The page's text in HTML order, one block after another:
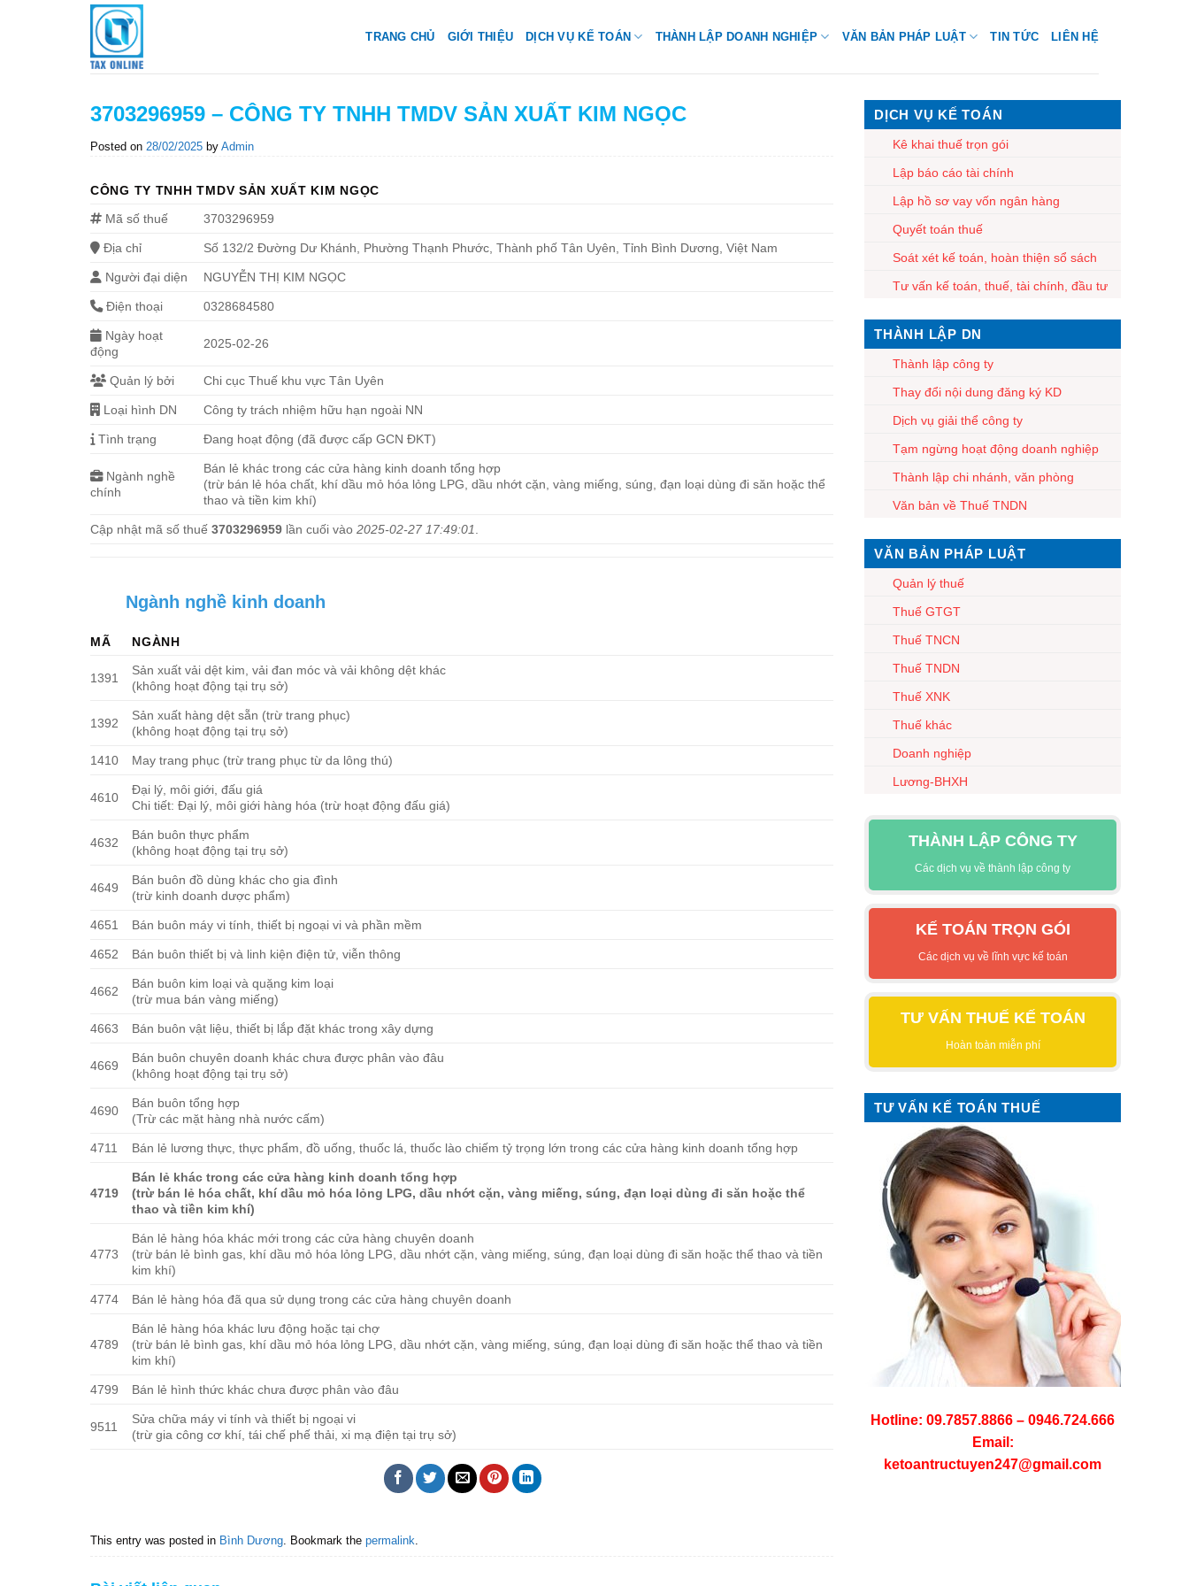
TRANG CHỦ GIỚI THIỆU DỊCH VỤ KẾ TOÁN THÀNH LẬP DOANH NGHIỆP VĂN BẢN PHÁP LUẬT TIN TỨC LIÊN HỆ
3703296959 – CÔNG TY TNHH TMDV SẢN XUẤT KIM NGỌC
Posted on 28/02/2025 by Admin
CÔNG TY TNHH TMDV SẢN XUẤT KIM NGỌC
Mã số thuế
3703296959
Địa chỉ Số 132/2 Đường Dư Khánh, Phường Thạnh Phước, Thành phố Tân Uyên, Tỉnh Bình Dương, Việt Nam
Người đại diện NGUYỄN THỊ KIM NGỌC
Điện thoại 0328684580
Ngày hoạt
động
2025-02-26
Quản lý bởi Chi cục Thuế khu vực Tân Uyên
Loại hình DN Công ty trách nhiệm hữu hạn ngoài NN
Tình trạng Đang hoạt động (đã được cấp GCN ĐKT)
Ngành nghề
chính
Bán lẻ khác trong các cửa hàng kinh doanh tổng hợp
(trừ bán lẻ hóa chất, khí dầu mỏ hóa lỏng LPG, dầu nhớt cặn, vàng miếng, súng, đạn loại dùng đi săn hoặc thể
thao và tiền kim khí)
Cập nhật mã số thuế 3703296959 lần cuối vào 2025-02-27 17:49:01
Ngành nghề kinh doanh
MÃ NGÀNH
1391
Sản xuất vải dệt kim, vải đan móc và vải không dệt khác
(không hoạt động tại trụ sở)
1392
Sản xuất hàng dệt sẵn (trừ trang phục)
(không hoạt động tại trụ sở)
1410 May trang phục (trừ trang phục từ da lông thú)
4610
Đại lý, môi giới, đấu giá
Chi tiết: Đại lý, môi giới hàng hóa (trừ hoạt động đấu giá)
4632
Bán buôn thực phẩm
(không hoạt động tại trụ sở)
4649
Bán buôn đồ dùng khác cho gia đình
(trừ kinh doanh dược phẩm)
4651 Bán buôn máy vi tính, thiết bị ngoại vi và phần mềm
4652 Bán buôn thiết bị và linh kiện điện tử, viễn thông
4662
Bán buôn kim loại và quặng kim loại
(trừ mua bán vàng miếng)
4663 Bán buôn vật liệu, thiết bị lắp đặt khác trong xây dựng
4669
Bán buôn chuyên doanh khác chưa được phân vào đâu
(không hoạt động tại trụ sở)
4690
Bán buôn tổng hợp
(Trừ các mặt hàng nhà nước cấm)
4711 Bán lẻ lương thực, thực phẩm, đồ uống, thuốc lá, thuốc lào chiếm tỷ trọng lớn trong các cửa hàng kinh doanh tổng hợp
4719
Bán lẻ khác trong các cửa hàng kinh doanh tổng hợp
(trừ bán lẻ hóa chất, khí dầu mỏ hóa lỏng LPG, dầu nhớt cặn, vàng miếng, súng, đạn loại dùng đi săn hoặc thể
thao và tiền kim khí)
4773
Bán lẻ hàng hóa khác mới trong các cửa hàng chuyên doanh
(trừ bán lẻ bình gas, khí dầu mỏ hóa lỏng LPG, dầu nhớt cặn, vàng miếng, súng, đạn loại dùng đi săn hoặc thể thao và tiền
kim khí)
4774 Bán lẻ hàng hóa đã qua sử dụng trong các cửa hàng chuyên doanh
4789
Bán lẻ hàng hóa khác lưu động hoặc tại chợ
(trừ bán lẻ bình gas, khí dầu mỏ hóa lỏng LPG, dầu nhớt cặn, vàng miếng, súng, đạn loại dùng đi săn hoặc thể thao và tiền
kim khí)
4799 Bán lẻ hình thức khác chưa được phân vào đâu
9511
Sửa chữa máy vi tính và thiết bị ngoại vi
(trừ gia công cơ khí, tái chế phế thải, xi mạ điện tại trụ sở)
This entry was posted in Bình Dương . Bookmark the permalink
DỊCH VỤ KẾ TOÁN
Kê khai thuế trọn gói
Lập báo cáo tài chính
Lập hồ sơ vay vốn ngân hàng
Quyết toán thuế
Soát xét kế toán, hoàn thiện sổ sách
Tư vấn kế toán, thuế, tài chính, đầu tư
THÀNH LẬP DN
Thành lập công ty
Thay đổi nội dung đăng ký KD
Dịch vụ giải thể công ty
Tạm ngừng hoạt động doanh nghiệp
Thành lập chi nhánh, văn phòng
Văn bản về Thuế TNDN
VĂN BẢN PHÁP LUẬT
Quản lý thuế
Thuế GTGT
Thuế TNCN
Thuế TNDN
Thuế XNK
Thuế khác
Doanh nghiệp
Lương-BHXH
THÀNH LẬP CÔNG TY
Các dịch vụ về thành lập công ty
KẾ TOÁN TRỌN GÓI
Các dịch vụ về lĩnh vực kế toán
TƯ VẤN THUẾ KẾ TOÁN
Hoàn toàn miễn phí
TƯ VẤN KẾ TOÁN THUẾ
Hotline: 09.7857.8866 – 0946.724.666
Email:
ketoantructuyen247@gmail.com